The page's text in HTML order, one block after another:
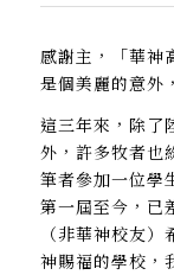
感謝主，「華神
是個美麗的意外
這三年來，除了
外，許多牧者也
筆者參加一位學
第一屆至今，已
（非華神校友
神賜福的學校，